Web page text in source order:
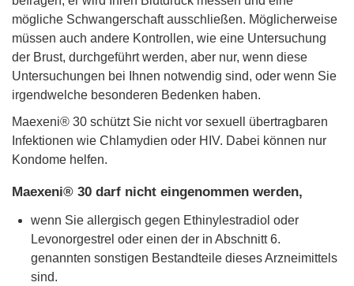
mögliche Schwangerschaft ausschließen. Möglicherweise
müssen auch andere Kontrollen, wie eine Untersuchung
der Brust, durchgeführt werden, aber nur, wenn diese
Untersuchungen bei Ihnen notwendig sind, oder wenn Sie
irgendwelche besonderen Bedenken haben.
Maexeni® 30 schützt Sie nicht vor sexuell übertragbaren
Infektionen wie Chlamydien oder HIV. Dabei können nur
Kondome helfen.
Maexeni® 30 darf nicht eingenommen werden,
wenn Sie allergisch gegen Ethinylestradiol oder
Levonorgestrel oder einen der in Abschnitt 6.
genannten sonstigen Bestandteile dieses Arzneimittels
sind.